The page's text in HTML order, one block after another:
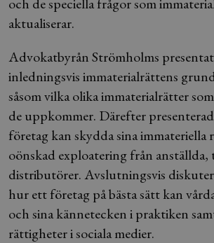
aktualiserar.
Advokatbyrån Strömholms
inledningsvis immaterialrättens
såsom vilka olika immaterialrätter
de uppkommer. Därefter
företag kan skydda sina
oönskad exploatering från anställda,
distributörer. Avslutningsvis
hur ett företag på bästa sätt kan
och sina kännetecken i praktiken
rättigheter i sociala medier.